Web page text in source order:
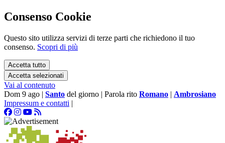
Consenso Cookie
Questo sito utilizza servizi di terze parti che richiedono il tuo
consenso. Scopri di più
Accetta tutto
Accetta selezionati
Vai al contenuto
Dom 9 ago | Santo del giorno | Parola rito Romano | Ambrosiano
Impressum e contatti |